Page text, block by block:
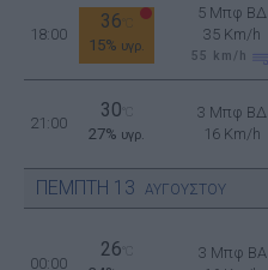
18:00
36
15% υγρ.
5 Μπφ ΒΔ
35 Km/h
55 km/h
21:00
30
27% υγρ.
3 Μπφ ΒΔ
16 Km/h
ΠΕΜΠΤΗ 13 ΑΥΓΟΥΣΤΟΥ
00:00
26
3 Μπφ BA